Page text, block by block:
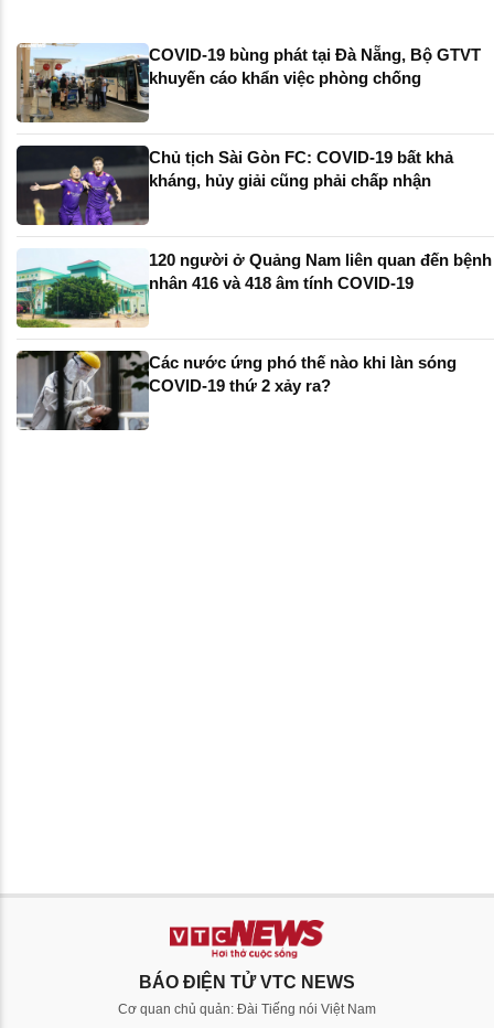
COVID-19 bùng phát tại Đà Nẵng, Bộ GTVT
khuyến cáo khẩn việc phòng chống
Chủ tịch Sài Gòn FC: COVID-19 bất khả
kháng, hủy giải cũng phải chấp nhận
120 người ở Quảng Nam liên quan đến bệnh
nhân 416 và 418 âm tính COVID-19
Các nước ứng phó thế nào khi làn sóng
COVID-19 thứ 2 xảy ra?
BÁO ĐIỆN TỬ VTC NEWS
Cơ quan chủ quản: Đài Tiếng nói Việt Nam